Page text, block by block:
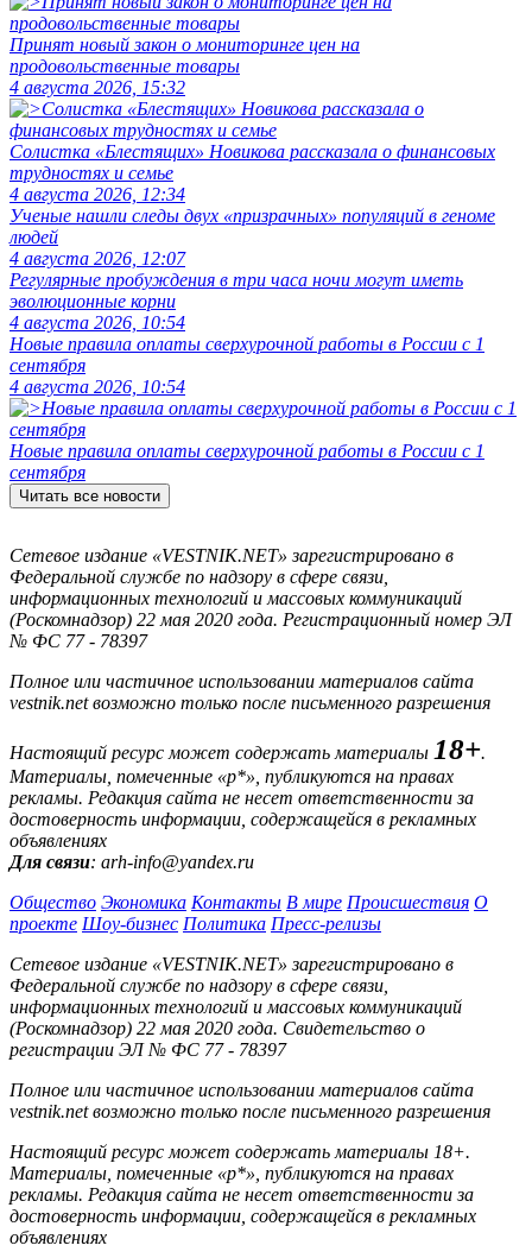
Принят новый закон о мониторинге цен на
продовольственные товары
4 августа 2026, 15:32
Солистка «Блестящих» Новикова рассказала о финансовых
трудностях и семье
4 августа 2026, 12:34
Ученые нашли следы двух «призрачных» популяций в геноме
людей
4 августа 2026, 12:07
Регулярные пробуждения в три часа ночи могут иметь
эволюционные корни
4 августа 2026, 10:54
Новые правила оплаты сверхурочной работы в России с 1
сентября
4 августа 2026, 10:54
Новые правила оплаты сверхурочной работы в России с 1
сентября
Читать все новости
Сетевое издание «VESTNIK.NET» зарегистрировано в
Федеральной службе по надзору в сфере связи,
информационных технологий и массовых коммуникаций
(Роскомнадзор) 22 мая 2020 года. Регистрационный номер ЭЛ
№ ФС 77 - 78397
Полное или частичное использовании материалов сайта
vestnik.net возможно только после письменного разрешения
Настоящий ресурс может содержать материалы 18+.
Материалы, помеченные «р*», публикуются на правах
рекламы. Редакция сайта не несет ответственности за
достоверность информации, содержащейся в рекламных
объявлениях
Для связи: arh-info@yandex.ru
Общество Экономика Контакты В мире Происшествия О
проекте Шоу-бизнес Политика Пресс-релизы
Сетевое издание «VESTNIK.NET» зарегистрировано в
Федеральной службе по надзору в сфере связи,
информационных технологий и массовых коммуникаций
(Роскомнадзор) 22 мая 2020 года. Свидетельство о
регистрации ЭЛ № ФС 77 - 78397
Полное или частичное использовании материалов сайта
vestnik.net возможно только после письменного разрешения
Настоящий ресурс может содержать материалы 18+.
Материалы, помеченные «р*», публикуются на правах
рекламы. Редакция сайта не несет ответственности за
достоверность информации, содержащейся в рекламных
объявлениях